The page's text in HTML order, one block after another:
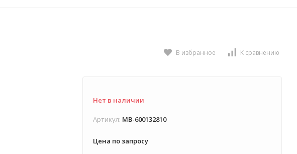
В избранное К сравнению
Нет в наличии
Артикул: MB-600132810
Цена по запросу